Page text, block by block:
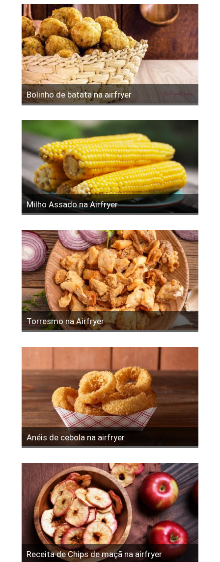
Bolinho de batata na airfryer
Milho Assado na Airfryer
Torresmo na Airfryer
Anéis de cebola na airfryer
Receita de Chips de maçã na airfryer